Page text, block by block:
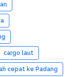
cargo laut
cepat ke Padang